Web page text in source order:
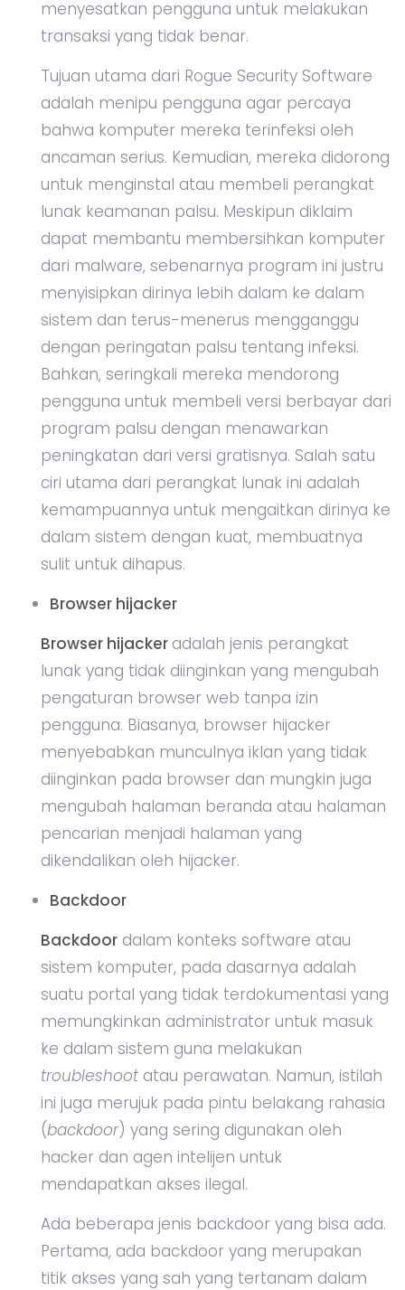
menyesatkan pengguna untuk melakukan
transaksi yang tidak benar.
Tujuan utama dari Rogue Security Software
adalah menipu pengguna agar percaya
bahwa komputer mereka terinfeksi oleh
ancaman serius. Kemudian, mereka didorong
untuk menginstal atau membeli perangkat
lunak keamanan palsu. Meskipun diklaim
dapat membantu membersihkan komputer
dari malware, sebenarnya program ini justru
menyisipkan dirinya lebih dalam ke dalam
sistem dan terus-menerus mengganggu
dengan peringatan palsu tentang infeksi.
Bahkan, seringkali mereka mendorong
pengguna untuk membeli versi berbayar dari
program palsu dengan menawarkan
peningkatan dari versi gratisnya. Salah satu
ciri utama dari perangkat lunak ini adalah
kemampuannya untuk mengaitkan dirinya ke
dalam sistem dengan kuat, membuatnya
sulit untuk dihapus.
Browser hijacker
Browser hijacker adalah jenis perangkat
lunak yang tidak diinginkan yang mengubah
pengaturan browser web tanpa izin
pengguna. Biasanya, browser hijacker
menyebabkan munculnya iklan yang tidak
diinginkan pada browser dan mungkin juga
mengubah halaman beranda atau halaman
pencarian menjadi halaman yang
dikendalikan oleh hijacker.
Backdoor
Backdoor dalam konteks software atau
sistem komputer, pada dasarnya adalah
suatu portal yang tidak terdokumentasi yang
memungkinkan administrator untuk masuk
ke dalam sistem guna melakukan
troubleshoot atau perawatan. Namun, istilah
ini juga merujuk pada pintu belakang rahasia
(backdoor) yang sering digunakan oleh
hacker dan agen intelijen untuk
mendapatkan akses ilegal.
Ada beberapa jenis backdoor yang bisa ada.
Pertama, ada backdoor yang merupakan
titik akses yang sah yang tertanam dalam